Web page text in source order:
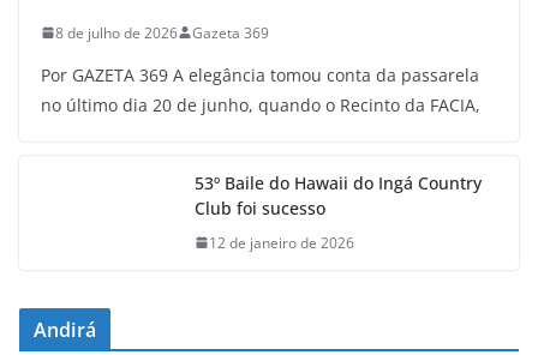
8 de julho de 2026 Gazeta 369
Por GAZETA 369 A elegância tomou conta da passarela
no último dia 20 de junho, quando o Recinto da FACIA,
53º Baile do Hawaii do Ingá Country
Club foi sucesso
12 de janeiro de 2026
Andirá